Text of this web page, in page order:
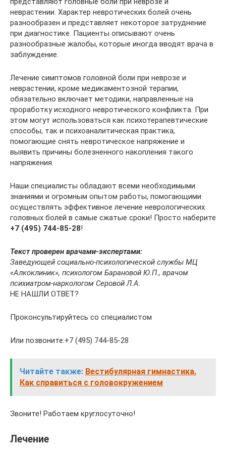
неврастении. Характер невротических болей очень
разнообразен и представляет некоторое затруднение
при диагностике. Пациенты описывают очень
разнообразные жалобы, которые иногда вводят врача в
заблуждение.
Лечение симптомов головной боли при неврозе и
неврастении, кроме медикаментозной терапии,
обязательно включает методики, направленные на
проработку исходного невротического конфликта. При
этом могут использоваться как психотерапевтические
способы, так и психоаналитическая практика,
помогающие снять невротическое напряжение и
выявить причины болезненного накопления такого
напряжения.
Наши специалисты обладают всеми необходимыми
знаниями и огромным опытом работы, помогающими
осуществлять эффективное лечение неврологических
головных болей в самые сжатые сроки! Просто наберите
+7 (495) 744-85-28!
Текст проверен врачами-экспертами:
Заведующей социально-психологической службы МЦ
«Алкоклиник», психологом Барановой Ю.П., врачом
психиатром-наркологом Серовой Л.А.
НЕ НАШЛИ ОТВЕТ?
Проконсультируйтесь со специалистом
Или позвоните:+7 (495) 744-85-28
Читайте также: Вестибулярная гимнастика.
Как справиться с головокружением
Звоните! Работаем круглосуточно!
Лечение